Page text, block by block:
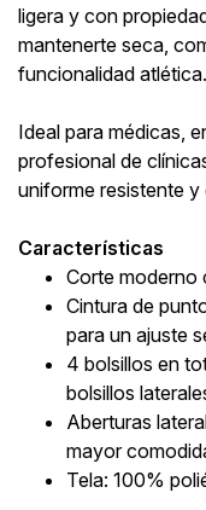
ligera y con
mantenerte seca,
funcionalidad atlética.
Ideal para médicas,
profesional de
uniforme resistente y
Características
Corte moderno
Cintura de
para un ajuste
4 bolsillos en
bolsillos
Aberturas
mayor
Tela: 100%